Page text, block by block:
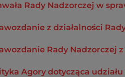
Rady Nadzorczej w
z działalności
Rady Nadzorczej
Agory dotycząca